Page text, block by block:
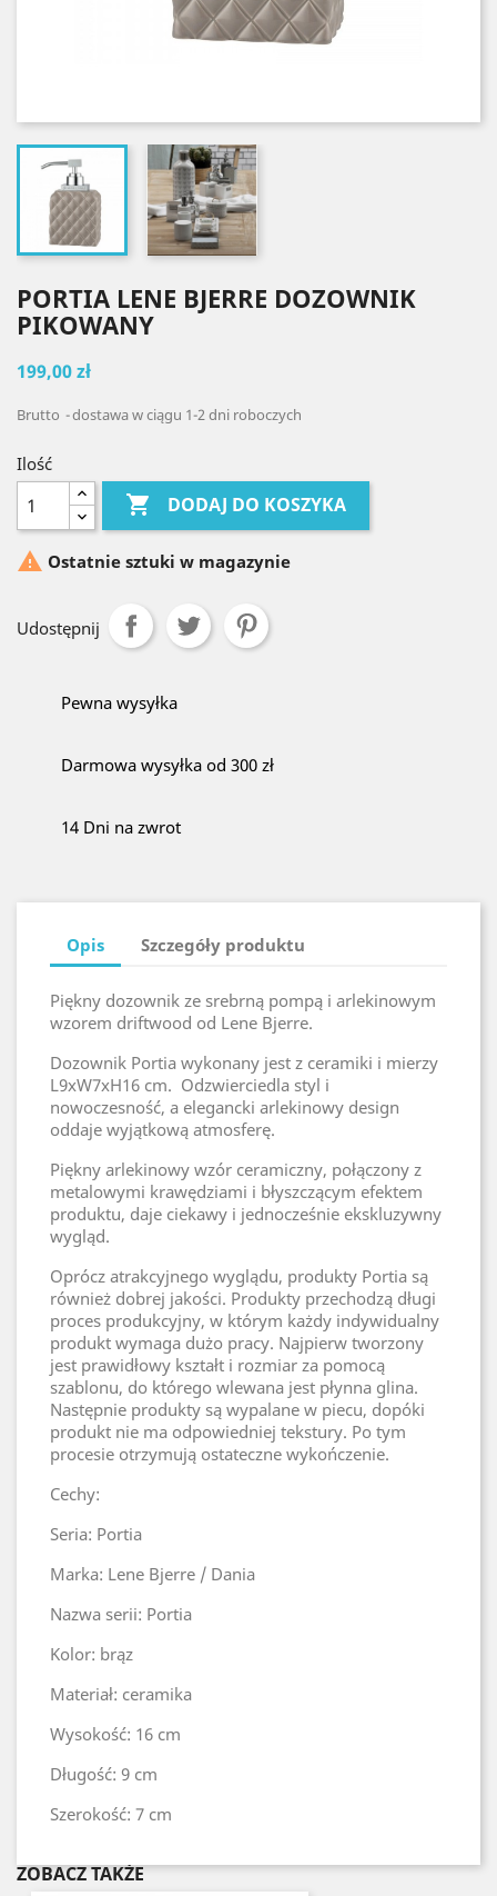
PORTIA LENE BJERRE DOZOWNIK
PIKOWANY
199,00 zł
Brutto dostawa w ciągu 1-2 dni roboczych
Ilość
 DODAJ DO KOSZYKA
 Ostatnie sztuki w magazynie
Udostępnij
Pewna wysyłka
Darmowa wysyłka od 300 zł
14 Dni na zwrot
Opis Szczegóły produktu
Piękny dozownik ze srebrną pompą i arlekinowym
wzorem driftwood od Lene Bjerre.
Dozownik Portia wykonany jest z ceramiki i mierzy
L9xW7xH16 cm. Odzwierciedla styl i
nowoczesność, a elegancki arlekinowy design
oddaje wyjątkową atmosferę.
Piękny arlekinowy wzór ceramiczny, połączony z
metalowymi krawędziami i błyszczącym efektem
produktu, daje ciekawy i jednocześnie ekskluzywny
wygląd.
Oprócz atrakcyjnego wyglądu, produkty Portia są
również dobrej jakości. Produkty przechodzą długi
proces produkcyjny, w którym każdy indywidualny
produkt wymaga dużo pracy. Najpierw tworzony
jest prawidłowy kształt i rozmiar za pomocą
szablonu, do którego wlewana jest płynna glina.
Następnie produkty są wypalane w piecu, dopóki
produkt nie ma odpowiedniej tekstury. Po tym
procesie otrzymują ostateczne wykończenie.
Cechy:
Seria: Portia
Marka: Lene Bjerre / Dania
Nazwa serii: Portia
Kolor: brąz
Materiał: ceramika
Wysokość: 16 cm
Długość: 9 cm
Szerokość: 7 cm
ZOBACZ TAKŻE